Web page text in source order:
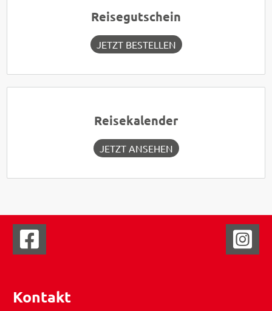
Reisegutschein
JETZT BESTELLEN
Reisekalender
JETZT ANSEHEN
Kontakt